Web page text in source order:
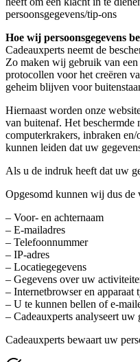
persoonsgegevens/tip-ons
Hoe wij persoonsgegevens
Cadeauxperts neemt de
Zo maken wij gebruik van
protocollen voor het creëren
geheim blijven voor
Hiernaast worden onze
van buitenaf. Het beschermde
computerkrakers, inbraken
kunnen leiden dat uw
Als u de indruk heeft dat uw
Opgesomd kunnen wij dus de
– Voor- en achternaam
– E-mailadres
– Telefoonnummer
– IP-adres
– Locatiegegevens
– Gegevens over uw
– Internetbrowser en apparaat
– U te kunnen bellen of e-
– Cadeauxperts analyseert uw
Cadeauxperts bewaart uw